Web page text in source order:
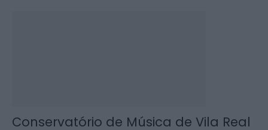
Conservatório de Música de Vila Real